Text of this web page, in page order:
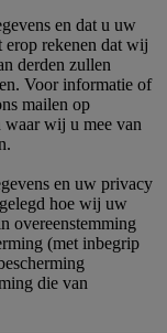
en dat u uw
rekenen dat wij
derden zullen
Voor informatie of
mailen op
waar wij u mee van
en uw privacy
hoe wij uw
overeenstemming
(met inbegrip
die van